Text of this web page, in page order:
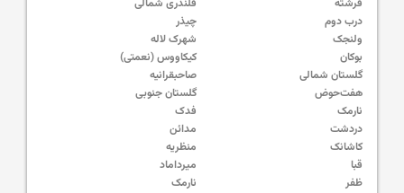
فرشته
قلندری شمالی
درب دوم
چیذر
ولنجک
شهرک لاله
بوکان
کیکاووس (نعمتی)
گلستان شمالی
صاحبقرانیه
هفت‌حوض
گلستان جنوبی
نارمک
فدک
دردشت
مدائن
کاشانک
منظریه
قبا
میرداماد
ظفر
نارمک